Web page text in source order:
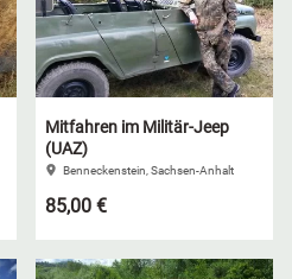
Mitfahren im Militär-Jeep
(UAZ)
Benneckenstein, Sachsen-Anhalt
85,00 €